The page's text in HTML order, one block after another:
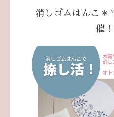
消しゴムはんこ＊
催！